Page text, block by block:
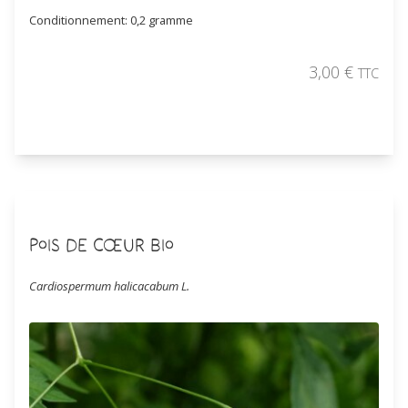
Conditionnement: 0,2 gramme
3,00 € TTC
Pois de Cœur Bio
Cardiospermum halicacabum L.